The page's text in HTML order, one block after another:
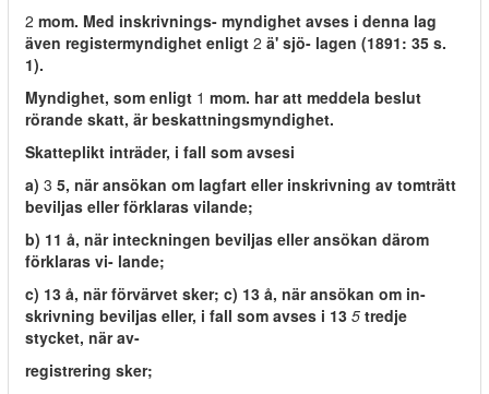
2 mom. Med inskrivnings- myndighet avses i denna lag
även registermyndighet enligt 2 ä' sjö- lagen (1891: 35 s.
1).
Myndighet, som enligt 1 mom. har att meddela beslut
rörande skatt, är beskattningsmyndighet.
Skatteplikt inträder, i fall som avsesi
a) 3 5, när ansökan om lagfart eller inskrivning av tomträtt
beviljas eller förklaras vilande;
b) 11 å, när inteckningen beviljas eller ansökan därom
förklaras vi- lande;
c) 13 å, när förvärvet sker; c) 13 å, när ansökan om in-
skrivning beviljas eller, i fall som avses i 13 5 tredje
stycket, när av-
registrering sker;